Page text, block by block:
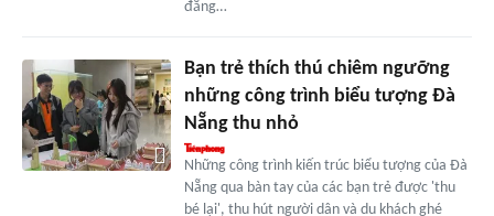
đắng…
Bạn trẻ thích thú chiêm ngưỡng
những công trình biểu tượng Đà
Nẵng thu nhỏ
Những công trình kiến trúc biểu tượng của Đà
Nẵng qua bàn tay của các bạn trẻ được 'thu
bé lại', thu hút người dân và du khách ghé